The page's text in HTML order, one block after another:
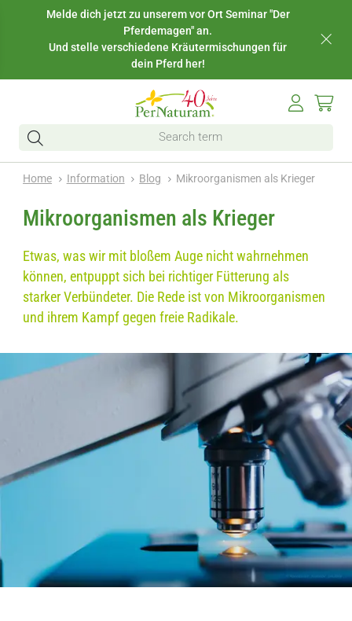
Melde dich jetzt zu unserem vor Ort Seminar "Der
Pferdemagen" an.
Und stelle verschiedene Kräutermischungen für
dein Pferd her!
Home Information Blog Mikroorganismen als Krieger
Mikroorganismen als Krieger
Etwas, was wir mit bloßem Auge nicht wahrnehmen
können, entpuppt sich bei richtiger Fütterung als
starker Verbündeter. Die Rede ist von Mikroorganismen
und ihrem Kampf gegen freie Radikale.